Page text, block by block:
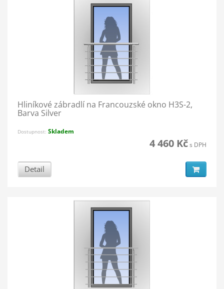
Hliníkové zábradlí na Francouzské okno H3S-2,
Barva Silver
Dostupnost: Skladem
4 460 Kčs DPH
Detail